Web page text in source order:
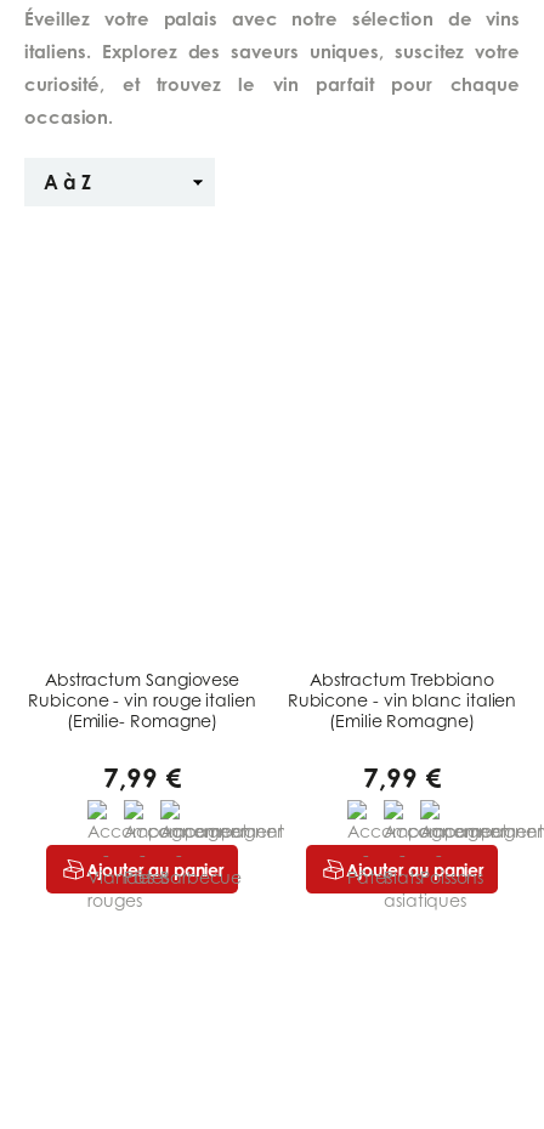
Éveillez votre palais avec notre sélection de vins
italiens. Explorez des saveurs uniques, suscitez votre
curiosité, et trouvez le vin parfait pour chaque
occasion.
Abstractum Sangiovese
Rubicone - vin rouge italien
(Emilie- Romagne)
7,99 €
Ajouter au panier
Abstractum Trebbiano
Rubicone - vin blanc italien
(Emilie Romagne)
7,99 €
Ajouter au panier